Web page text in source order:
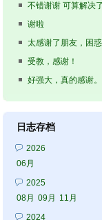
不错谢谢 可算解决了
谢啦
太感谢了朋友，困
受教，感谢！
好强大，真的感谢。
日志存档
2026
06月
2025
08月 09月
11月
2024